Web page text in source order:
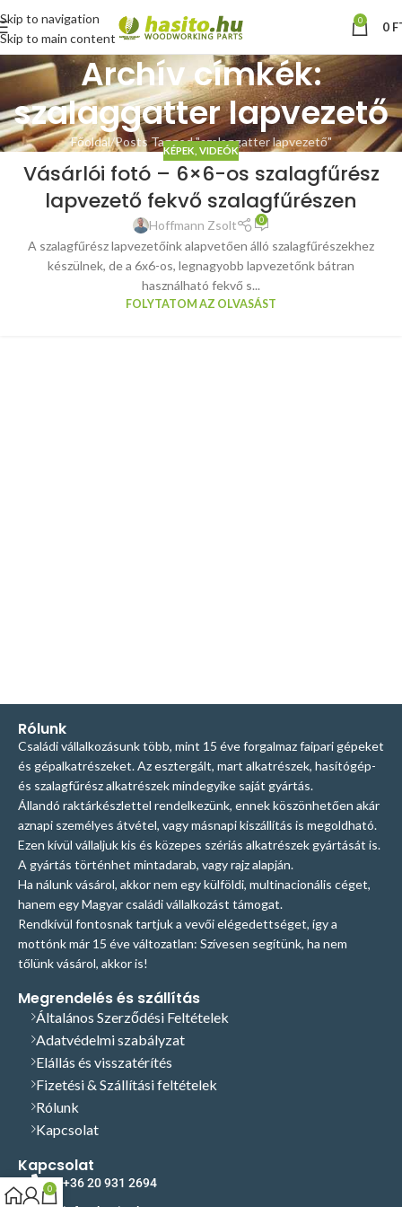
Skip to navigation
Skip to main content
0 0
Archív címkék:
szalaggatter lapvezető
Főoldal Posts Tagged "szalaggatter lapvezető"
KÉPEK, VIDEÓK
Vásárlói fotó – 6×6-os szalagfűrész
lapvezető fekvő szalagfűrészen
Hoffmann Zsolt 0
A szalagfűrész lapvezetőink alapvetően álló szalagfűrészekhez
készülnek, de a 6x6-os, legnagyobb lapvezetőnk bátran
használható fekvő s...
FOLYTATOM AZ OLVASÁST
Rólunk
Családi vállalkozásunk több, mint 15 éve forgalmaz faipari gépeket
és gépalkatrészeket. Az esztergált, mart alkatrészek, hasítógép-
és szalagfűrész alkatrészek mindegyike saját gyártás.
Állandó raktárkészlettel rendelkezünk, ennek köszönhetően akár
aznapi személyes átvétel, vagy másnapi kiszállítás is megoldható.
Ezen kívül vállaljuk kis és közepes szériás alkatrészek gyártását is.
A gyártás történhet mintadarab, vagy rajz alapján.
Ha nálunk vásárol, akkor nem egy külföldi, multinacionális céget,
hanem egy Magyar családi vállalkozást támogat.
Rendkívül fontosnak tartjuk a vevői elégedettséget, így a
mottónk már 15 éve változatlan: Szívesen segítünk, ha nem
tőlünk vásárol, akkor is!
Megrendelés és szállítás
Általános Szerződési Feltételek
Adatvédelmi szabályzat
Elállás és visszatérítés
Fizetési & Szállítási feltételek
Rólunk
Kapcsolat
Kapcsolat
+36 20 931 2694
0